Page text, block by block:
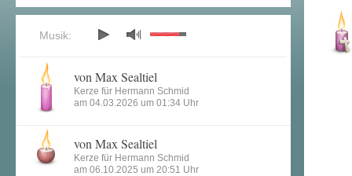
Musik:
von Max Sealtiel
Kerze für Hermann Schmid
am 04.03.2026 um 01:34 Uhr
von Max Sealtiel
Kerze für Hermann Schmid
am 06.10.2025 um 20:51 Uhr